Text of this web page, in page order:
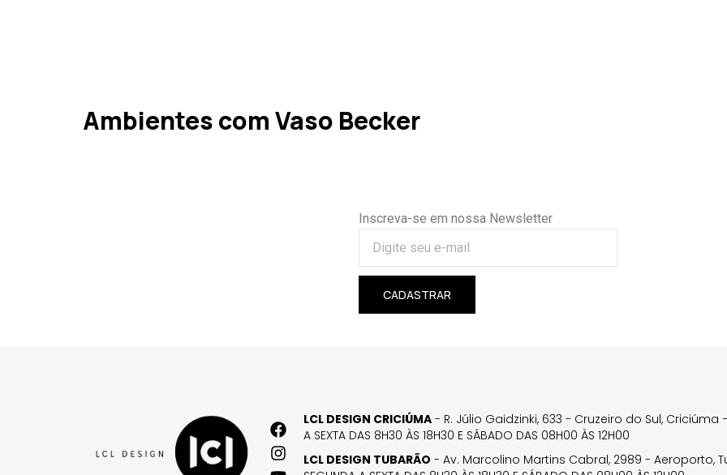
Ambientes com Vaso Becker
Inscreva-se em nossa Newsletter
CADASTRAR
LCL DESIGN CRICIÚMA - R. Júlio Gaidzinki, 633 - Cruzeiro do Sul, Criciúma
A SEXTA DAS 8H30 ÀS 18H30 E SÁBADO DAS 08H00 ÀS 12H00
LCL DESIGN TUBARÃO - Av. Marcolino Martins Cabral, 2989 - Aeroporto,